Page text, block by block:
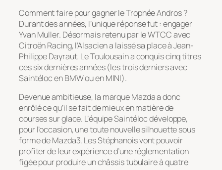
Comment faire pour gagner le Trophée Andros ?
Durant des années, l’unique réponse fut : engager
Yvan Muller. Désormais retenu par le WTCC avec
Citroën Racing, l’Alsacien a laissé sa place à Jean-
Philippe Dayraut. Le Toulousain a conquis cinq titres
ces six dernières années (les trois derniers avec
Saintéloc en BMW ou en MINI).
Devenue ambitieuse, la marque Mazda a donc
enrôlé ce qu’il se fait de mieux en matière de
courses sur glace. L’équipe Saintéloc développe,
pour l’occasion, une toute nouvelle silhouette sous
forme de Mazda3. Les Stéphanois vont pouvoir
profiter de leur expérience d’une réglementation
figée pour produire un châssis tubulaire à quatre